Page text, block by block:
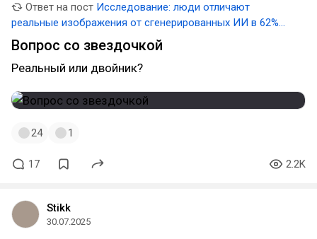
Ответ на пост Исследование: люди отличают
реальные изображения от сгенерированных ИИ в 62%
случаев
Вопрос со звездочкой
Реальный или двойник?
24 1
17 2.2K
Stikk
30.07.2025